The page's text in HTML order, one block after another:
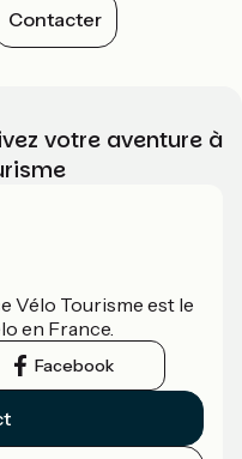
Contacter
votre aventure à
Vélo Tourisme est le
en France.
Facebook